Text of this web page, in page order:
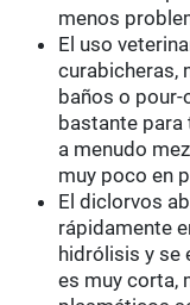
menos
El uso
curabicheras,
baños o pour-
bastante
a menudo
muy poco en
El diclorvos
rápidamente
hidrólisis y se
es muy corta,